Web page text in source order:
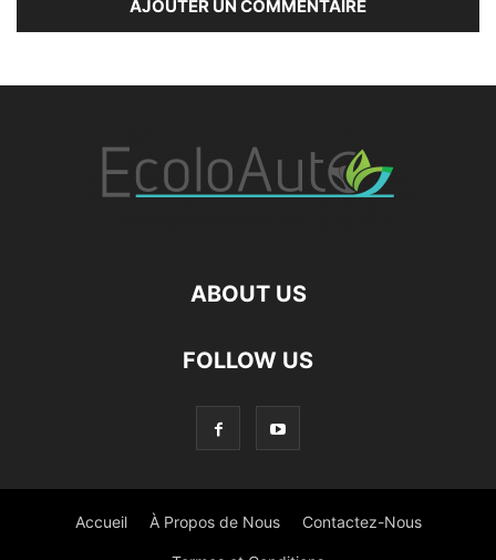
ABOUT US
FOLLOW US
Accueil À Propos de Nous Contactez-Nous